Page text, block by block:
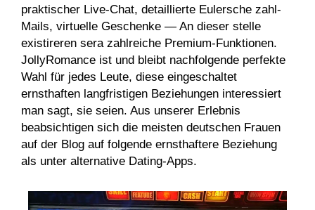
praktischer Live-Chat, detaillierte Eulersche zahl-
Mails, virtuelle Geschenke — An dieser stelle
existireren sera zahlreiche Premium-Funktionen.
JollyRomance ist und bleibt nachfolgende perfekte
Wahl für jedes Leute, diese eingeschaltet
ernsthaften langfristigen Beziehungen interessiert
man sagt, sie seien. Aus unserer Erlebnis
beabsichtigen sich die meisten deutschen Frauen
auf der Blog auf folgende ernsthaftere Beziehung
als unter alternative Dating-Apps.